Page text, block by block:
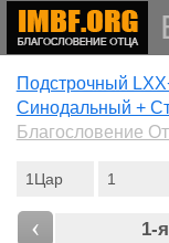
Подстрочный
Cинодальный +
Благословение
‹ 1-